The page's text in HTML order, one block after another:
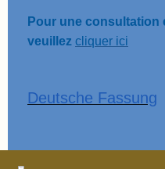
Pour une consultation
veuillez cliquer ici
Deutsche Fassung